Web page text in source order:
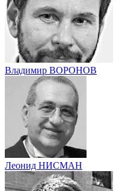
Владимир ВОРОНОВ
Леонид НИСМАН